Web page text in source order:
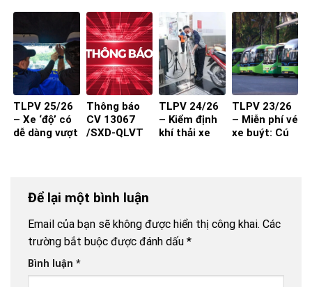
tâm: Làm
sao để người
dân đồng
thuận?
TLPV 25/26
– Xe ‘độ’ có
dễ dàng vượt
Thông báo
CV 13067
/SXD-QLVT
TLPV 24/26
– Kiểm định
khí thải xe
TLPV 23/26
– Miễn phí vé
xe buýt: Cú
Để lại một bình luận
Email của bạn sẽ không được hiển thị công khai. Các
trường bắt buộc được đánh dấu *
Bình luận *